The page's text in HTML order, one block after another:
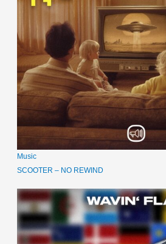
Music
SCOOTER – NO REWIND